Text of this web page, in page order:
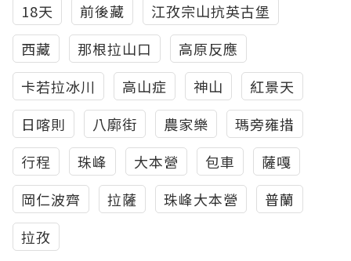
18天
前後藏
江孜宗山抗英古堡
西藏
那根拉山口
高原反應
卡若拉冰川
高山症 神山
紅景天
日喀則
八廓街 農家樂
瑪旁雍措
行程
珠峰 大本營 包車
薩嘎
岡仁波齊
拉薩 珠峰大本營
普蘭
拉孜